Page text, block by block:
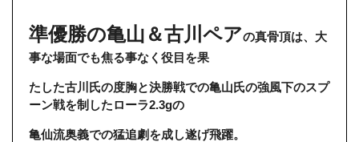
準優勝の亀山＆古川ペアの真骨頂は、大
事な場面でも焦る事なく役目を果
たした古川氏の度胸と決勝戦での亀山氏の強風下のスプ
ーン戦を制したローラ2.3gの
亀仙流奥義での猛追劇を成し遂げ飛躍。